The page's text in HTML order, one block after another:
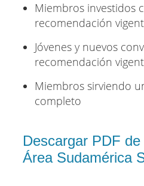
Miembros investidos
recomendación
Jóvenes y nuevos
recomendación
Miembros sirviendo
completo
Descargar PDF
Área Sudamérica